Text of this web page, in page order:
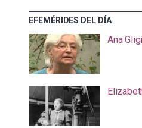
EFEMÉRIDES DEL DÍA
Ana